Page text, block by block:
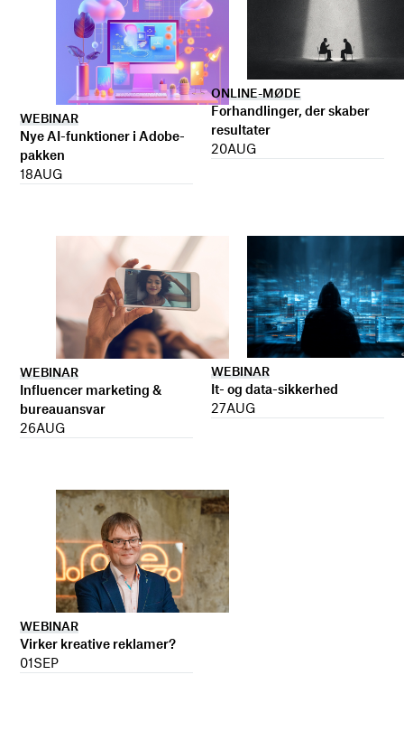
WEBINAR
Nye AI-funktioner i Adobe-
pakken
18AUG
ONLINE-MØDE
Forhandlinger, der skaber
resultater
20AUG
WEBINAR
Influencer marketing &
bureauansvar
26AUG
WEBINAR
It- og data-sikkerhed
27AUG
WEBINAR
Virker kreative reklamer?
01SEP